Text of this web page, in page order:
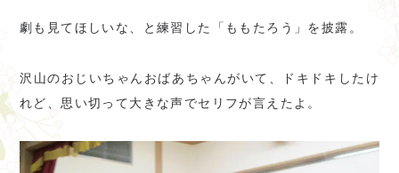
劇も見てほしいな、と練習した「ももたろう」を披露。
沢山のおじいちゃんおばあちゃんがいて、ドキドキしたけ
れど、思い切って大きな声でセリフが言えたよ。